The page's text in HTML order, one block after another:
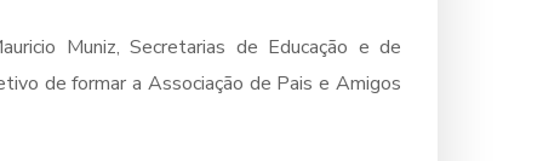
Muniz, Secretarias de Educação e de
de formar a Associação de Pais e Amigos